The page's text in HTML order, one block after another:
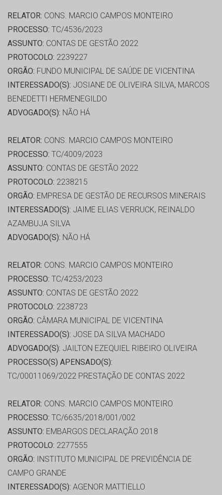
RELATOR: CONS. MARCIO CAMPOS MONTEIRO
PROCESSO: TC/4536/2023
ASSUNTO: CONTAS DE GESTÃO 2022
PROTOCOLO: 2239227
ORGÃO: FUNDO MUNICIPAL DE SAÚDE DE VICENTINA
INTERESSADO(S): JOSIANE DE OLIVEIRA SILVA, MARCOS
BENEDETTI HERMENEGILDO
ADVOGADO(S): NÃO HÁ
RELATOR: CONS. MARCIO CAMPOS MONTEIRO
PROCESSO: TC/4009/2023
ASSUNTO: CONTAS DE GESTÃO 2022
PROTOCOLO: 2238215
ORGÃO: EMPRESA DE GESTÃO DE RECURSOS MINERAIS
INTERESSADO(S): JAIME ELIAS VERRUCK, REINALDO
AZAMBUJA SILVA
ADVOGADO(S): NÃO HÁ
RELATOR: CONS. MARCIO CAMPOS MONTEIRO
PROCESSO: TC/4253/2023
ASSUNTO: CONTAS DE GESTÃO 2022
PROTOCOLO: 2238723
ORGÃO: CÂMARA MUNICIPAL DE VICENTINA
INTERESSADO(S): JOSE DA SILVA MACHADO
ADVOGADO(S): JAILTON EZEQUIEL RIBEIRO OLIVEIRA
PROCESSO(S) APENSADO(S):
TC/00011069/2022 PRESTAÇÃO DE CONTAS 2022
RELATOR: CONS. MARCIO CAMPOS MONTEIRO
PROCESSO: TC/6635/2018/001/002
ASSUNTO: EMBARGOS DECLARAÇÃO 2018
PROTOCOLO: 2277555
ORGÃO: INSTITUTO MUNICIPAL DE PREVIDÊNCIA DE
CAMPO GRANDE
INTERESSADO(S): AGENOR MATTIELLO